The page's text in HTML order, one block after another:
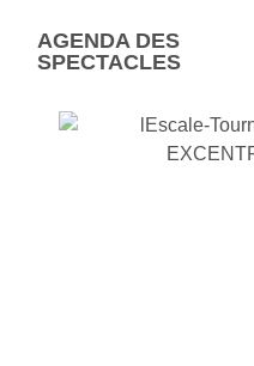
AGENDA DES
SPECTACLES